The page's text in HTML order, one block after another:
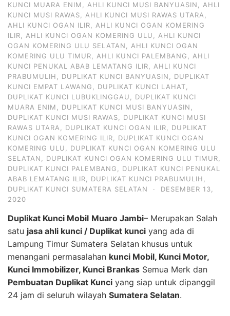
KUNCI MUARA ENIM, AHLI KUNCI MUSI BANYUASIN, AHLI
KUNCI MUSI RAWAS, AHLI KUNCI MUSI RAWAS UTARA,
AHLI KUNCI OGAN ILIR, AHLI KUNCI OGAN KOMERING
ILIR, AHLI KUNCI OGAN KOMERING ULU, AHLI KUNCI
OGAN KOMERING ULU SELATAN, AHLI KUNCI OGAN
KOMERING ULU TIMUR, AHLI KUNCI PALEMBANG, AHLI
KUNCI PENUKAL ABAB LEMATANG ILIR, AHLI KUNCI
PRABUMULIH, DUPLIKAT KUNCI BANYUASIN, DUPLIKAT
KUNCI EMPAT LAWANG, DUPLIKAT KUNCI LAHAT,
DUPLIKAT KUNCI LUBUKLINGGAU, DUPLIKAT KUNCI
MUARA ENIM, DUPLIKAT KUNCI MUSI BANYUASIN,
DUPLIKAT KUNCI MUSI RAWAS, DUPLIKAT KUNCI MUSI
RAWAS UTARA, DUPLIKAT KUNCI OGAN ILIR, DUPLIKAT
KUNCI OGAN KOMERING ILIR, DUPLIKAT KUNCI OGAN
KOMERING ULU, DUPLIKAT KUNCI OGAN KOMERING ULU
SELATAN, DUPLIKAT KUNCI OGAN KOMERING ULU TIMUR,
DUPLIKAT KUNCI PALEMBANG, DUPLIKAT KUNCI PENUKAL
ABAB LEMATANG ILIR, DUPLIKAT KUNCI PRABUMULIH,
DUPLIKAT KUNCI SUMATERA SELATAN
·
DESEMBER 13,
2020
Duplikat Kunci Mobil Muaro Jambi– Merupakan Salah
satu jasa ahli kunci / Duplikat kunci yang ada di
Lampung Timur Sumatera Selatan khusus untuk
menangani permasalahan kunci Mobil, Kunci Motor,
Kunci Immobilizer, Kunci Brankas Semua Merk dan
Pembuatan Duplikat Kunci yang siap untuk dipanggil
24 jam di seluruh wilayah Sumatera Selatan.